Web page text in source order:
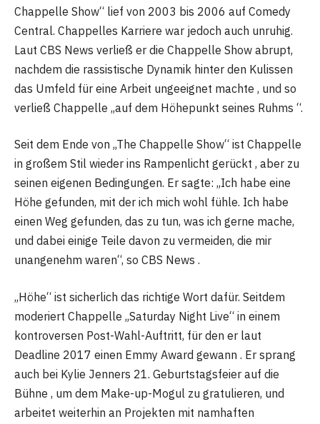
Chappelle Show“ lief von 2003 bis 2006 auf Comedy
Central. Chappelles Karriere war jedoch auch unruhig.
Laut CBS News verließ er die Chappelle Show abrupt,
nachdem die rassistische Dynamik hinter den Kulissen
das Umfeld für eine Arbeit ungeeignet machte , und so
verließ Chappelle „auf dem Höhepunkt seines Ruhms “.
Seit dem Ende von „The Chappelle Show“ ist Chappelle
in großem Stil wieder ins Rampenlicht gerückt , aber zu
seinen eigenen Bedingungen. Er sagte: „Ich habe eine
Höhe gefunden, mit der ich mich wohl fühle. Ich habe
einen Weg gefunden, das zu tun, was ich gerne mache,
und dabei einige Teile davon zu vermeiden, die mir
unangenehm waren“, so CBS News .
„Höhe“ ist sicherlich das richtige Wort dafür. Seitdem
moderiert Chappelle „Saturday Night Live“ in einem
kontroversen Post-Wahl-Auftritt, für den er laut
Deadline 2017 einen Emmy Award gewann . Er sprang
auch bei Kylie Jenners 21. Geburtstagsfeier auf die
Bühne , um dem Make-up-Mogul zu gratulieren, und
arbeitet weiterhin an Projekten mit namhaften